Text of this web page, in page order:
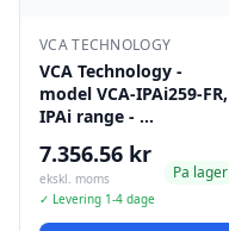
VCA TECHNOLOGY
VCA Technology -
model VCA-IPAi259-FR,
IPAi range - …
7.356.56 kr
ekskl. moms
✓ Levering 1-4 dage
Pa lager